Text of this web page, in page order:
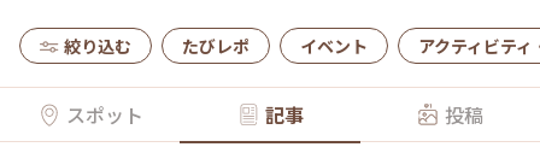
絞り込む たびレポ イベント アクティビティ
スポット 記事 投稿